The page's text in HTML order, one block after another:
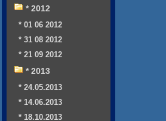
* 2012
* 01 06 2012
* 31 08 2012
* 21 09 2012
* 2013
* 24.05.2013
* 14.06.2013
* 18.10.2013